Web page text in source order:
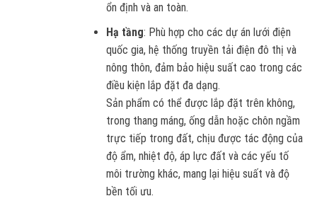
ổn định và an toàn.
Hạ tầng: Phù hợp cho các dự án lưới điện
quốc gia, hệ thống truyền tải điện đô thị và
nông thôn, đảm bảo hiệu suất cao trong các
điều kiện lắp đặt đa dạng.
Sản phẩm có thể được lắp đặt trên không,
trong thang máng, ống dẫn hoặc chôn ngầm
trực tiếp trong đất, chịu được tác động của
độ ẩm, nhiệt độ, áp lực đất và các yếu tố
môi trường khác, mang lại hiệu suất và độ
bền tối ưu.